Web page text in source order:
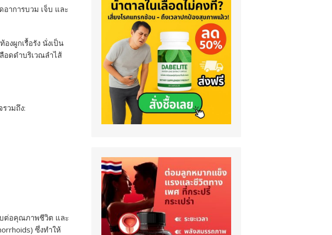
าการบวม เจ็บ และ
งผูกเรื้อรัง นั่งเป็น
อดดำบริเวณลำไส้
วมถึง:
บต่อคุณภาพชีวิต และ
ซึ่งทำให้